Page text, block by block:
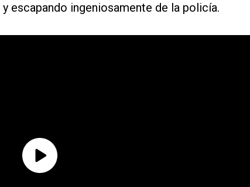
escapando ingeniosamente de la policía.